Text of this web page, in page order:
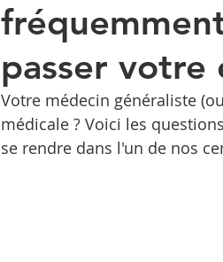
passer votre
Votre médecin généraliste
médicale ? Voici les
se rendre dans l'un de nos